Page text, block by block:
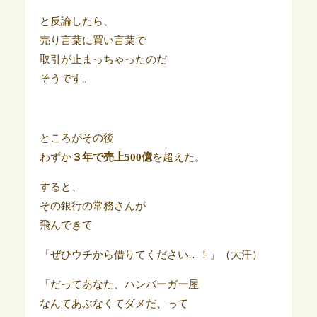
と反論したら、
売り言葉に買い言葉で
取引が止まっちゃったのだ
そうです。
ところがその後
わずか３年で売上500億を超えた。
すると、
その銀行の常務さんが
飛んできて
「ぜひウチから借りてください…！」（大汗）
「だってあなた、ハンバーガー屋
なんてあぶなくてダメだ、って